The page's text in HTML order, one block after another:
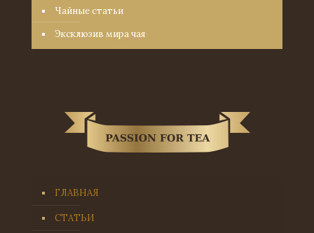
Чайные статьи
Эксклюзив мира чая
ГЛАВНАЯ
СТАТЬИ